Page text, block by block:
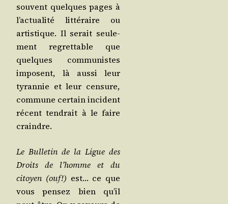
sou­vent quelques pages à
l’ac­tua­li­té lit­té­raire ou
artis­tique. Il serait seule­
ment regret­table que
quelques com­mu­nistes
imposent, là aus­si leur
tyran­nie et leur cen­sure,
com­mune cer­tain inci­dent
récent ten­drait à le faire
craindre.
Le Bul­le­tin de la Ligue des
Droits de l’homme et du
citoyen (ouf!) est… ce que
vous pen­sez bien qu’il